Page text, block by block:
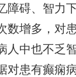
障碍、智力
数增多，对
人中也不乏
对患有癫痫